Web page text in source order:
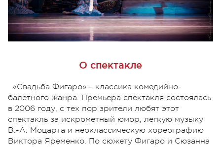
О спектакле
«Свадьба Фигаро» – классика комедийно-
балетного жанра. Премьера спектакля состоялась
в 2006 году, с тех пор зрители любят этот
спектакль за искрометный юмор, легкую музыку
В.-А. Моцарта и неоклассическую хореографию
Виктора Яременко. По сюжету Фигаро и Сюзанна